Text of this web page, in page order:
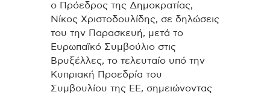
ο Πρόεδρος της Δημοκρατίας,
Νίκος Χριστοδουλίδης, σε δηλώσεις
του την Παρασκευή, μετά το
Ευρωπαϊκό Συμβούλιο στις
Βρυξέλλες, το τελευταίο υπό την
Κυπριακή Προεδρία του
Συμβουλίου της ΕΕ, σημειώνοντας